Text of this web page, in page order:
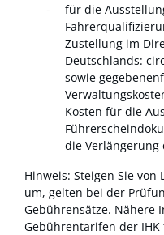
für die
Zustellung im
Deutschlands:
sowie
Kosten für die
die Verlängerung
Hinweis: Steigen Sie von
um, gelten bei der
Gebührensätze. Nähere
Gebührentarifen der IHK